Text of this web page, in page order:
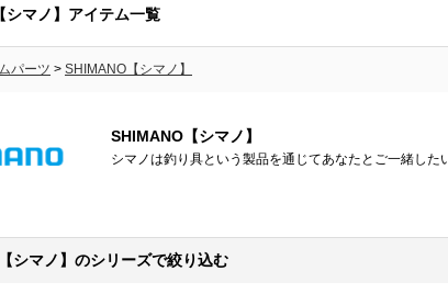
シマノ】アイテム一覧
パーツ > SHIMANO【シマノ】
SHIMANO【シマノ】
シマノは釣り具という製品を通じてあなたとご一緒した
シマノ】のシリーズで絞り込む